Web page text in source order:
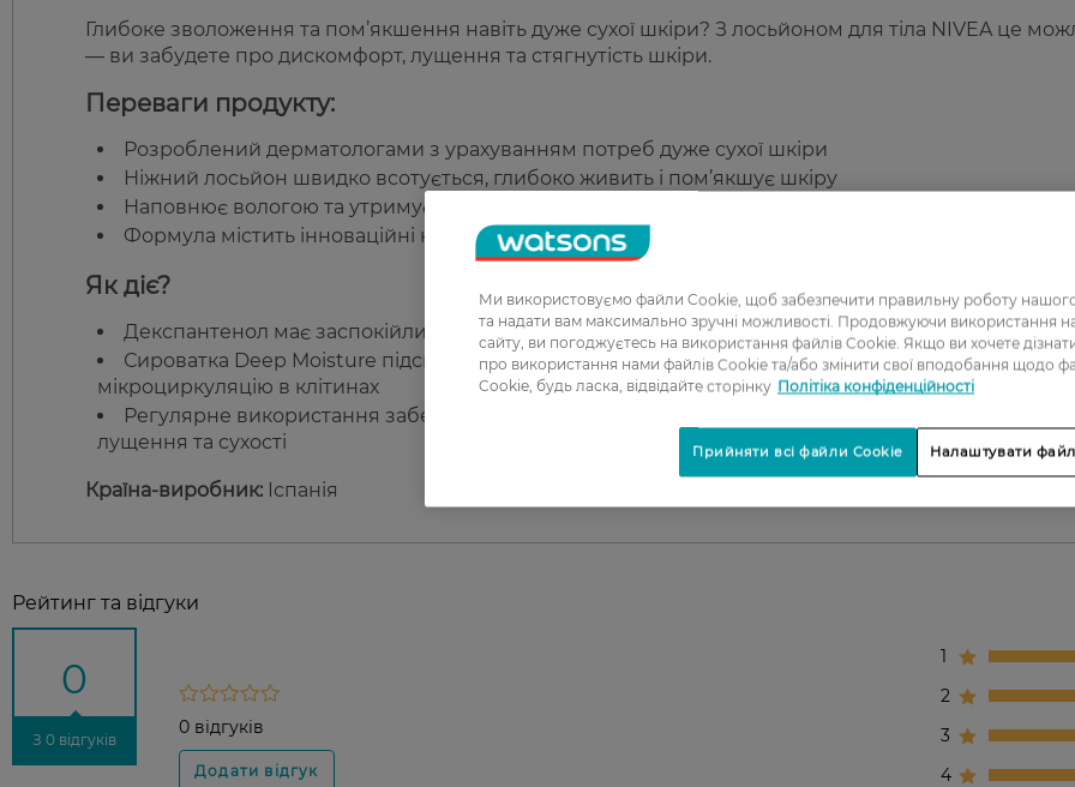
Глибоке зволоження та пом’якшення навіть дуже сухої шкіри? З лосьйоном для тіла NIVEA це
— ви забудете про дискомфорт, лущення та стягнутість шкіри.
Переваги продукту:
Розроблений дерматологами з урахуванням потреб дуже сухої шкіри
Ніжний лосьйон швидко всотується, глибоко живить і пом’якшує шкіру
Наповнює вологою та утримує її всередині клітин
Формула містить інноваційні компоненти для швидкого відновлення
Як діє?
Декспантенол має заспокійливі та зволожувальні властивості
Сироватка Deep Moisture підсилює здатність шкіри утримувати вологу та активізує
мікроциркуляцію в клітинах
Регулярне використання забезпечує ефект до 72 годин, надаючи м’яку та гладеньку шкіру без
лущення та сухості
Країна-виробник: Іспанія
Рейтинг та відгуки
0
З 0 відгуків
0 відгуків
1
2
3
4
Ми використовуємо файли Cookie, щоб забезпечити правильну роботу
та надати вам максимально зручні можливості. Продовжуючи використання
сайту, ви погоджуєтесь на використання файлів Cookie. Якщо ви хочете
про використання нами файлів Cookie та/або змінити свої вподобання щодо
Cookie, будь ласка, відвідайте сторінку Політіка конфіденційності
Налаштувати
Прийняти всі файли Cookie